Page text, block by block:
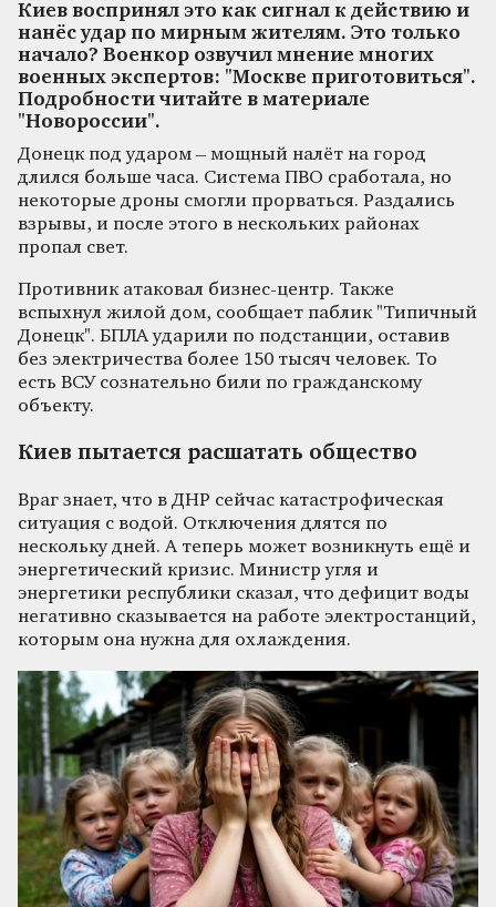
Киев воспринял это как сигнал к действию и
нанёс удар по мирным жителям. Это только
начало? Военкор озвучил мнение многих
военных экспертов: "Москве приготовиться".
Подробности читайте в материале
"Новороссии".
Донецк под ударом – мощный налёт на город
длился больше часа. Система ПВО сработала, но
некоторые дроны смогли прорваться. Раздались
взрывы, и после этого в нескольких районах
пропал свет.
Противник атаковал бизнес-центр. Также
вспыхнул жилой дом, сообщает паблик "Типичный
Донецк". БПЛА ударили по подстанции, оставив
без электричества более 150 тысяч человек. То
есть ВСУ сознательно били по гражданскому
объекту.
Киев пытается расшатать общество
Враг знает, что в ДНР сейчас катастрофическая
ситуация с водой. Отключения длятся по
нескольку дней. А теперь может возникнуть ещё и
энергетический кризис. Министр угля и
энергетики республики сказал, что дефицит воды
негативно сказывается на работе электростанций,
которым она нужна для охлаждения.